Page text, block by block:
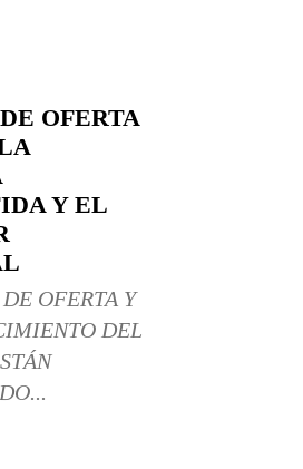
OFERTA
Y EL
OFERTA Y
DEL